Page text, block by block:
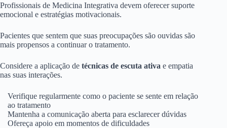
Profissionais de Medicina Integrativa devem oferecer suporte
emocional e estratégias motivacionais.
Pacientes que sentem que suas preocupações são ouvidas são
mais propensos a continuar o tratamento.
Considere a aplicação de técnicas de escuta ativa e empatia
nas suas interações.
Verifique regularmente como o paciente se sente em relação
ao tratamento
Mantenha a comunicação aberta para esclarecer dúvidas
Ofereça apoio em momentos de dificuldades